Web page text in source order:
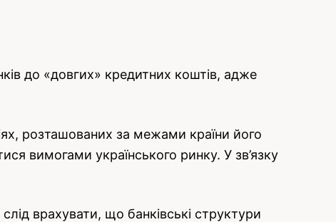
до «довгих» кредитних коштів, адже
розташованих за межами країни його
вимогами українського ринку. У зв’язку
врахувати, що банківські структури